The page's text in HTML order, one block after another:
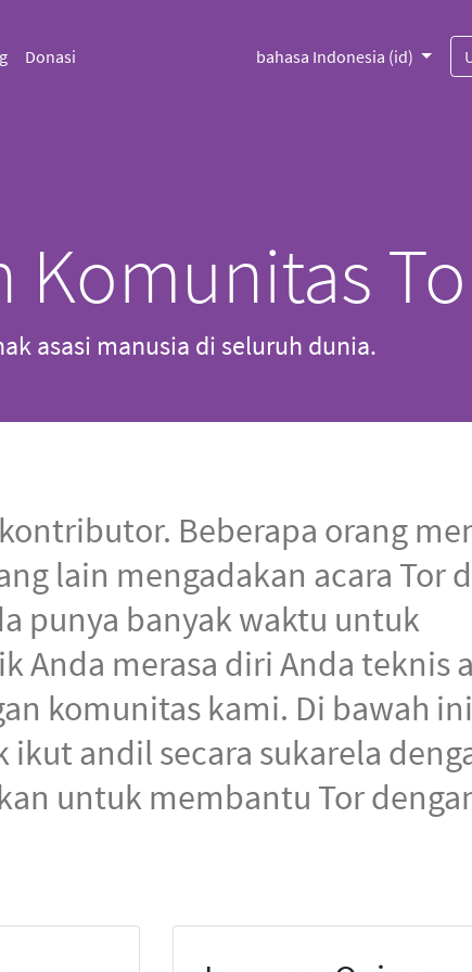
Donasi bahasa Indonesia (id)
Komunitas
asasi manusia di seluruh dunia.
Beberapa orang
lain mengadakan acara Tor
punya banyak waktu untuk
Anda merasa diri Anda teknis
komunitas kami. Di bawah
andil secara sukarela
untuk membantu Tor